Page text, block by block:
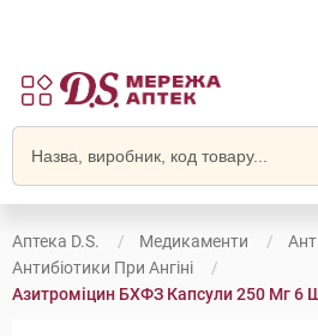
Аптека D.S. Медикаменти
Антибіотики При Ангіні
Азитроміцин БХФЗ Капсули 250 Мг 6